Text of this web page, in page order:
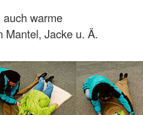
warme
Mantel, Jacke u. Ä.